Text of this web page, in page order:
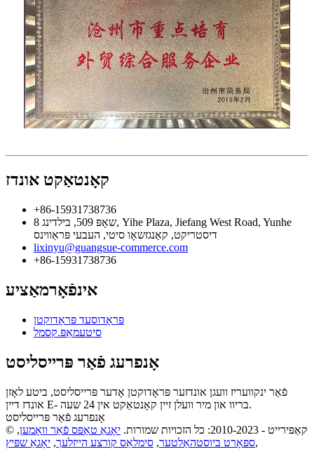
קאָנטאַקט אונדז
+86-15931738736
שאָפּ 509, בילדינג 8, Yihe Plaza, Jiefang West Road, Yunhe
דיסטריקט, קאַנגזשאָו סיטי, העבעי פּראַווינס
lixinyu@guangsue-commerce.com
+86-15931738736
אינפֿאָרמאַציע
פּראָדוסעד פּראָדוקטן
סיטעמאַפּ.קסמל
אָנפרעג פֿאַר פּרייסליסט
פֿאַר ינקוועריז וועגן אונדזער פּראָדוקטן אָדער פּרייסליסט, ביטע לאָזן
אונדז דיין E- בריוו און מיר וועלן זיין קאָנטאַקט אין 24 שעה.
אָנפרעג פֿאַר פּרייסליסט
© קאַפּירייט - 2010-2023: כל הזכויות שמורות.
יאָגאַ טאַפּס פֿאַר וואָמען,
ספּאָרט ביוסטהאַלטער, סימלאַס קורצע הייזלעך, יאָגאַ שפּיץ ,